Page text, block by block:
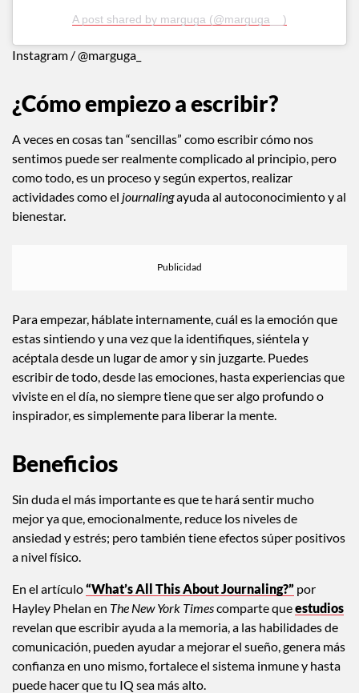
A post shared by marguga (@marguga__)
Instagram / @marguga_
¿Cómo empiezo a escribir?
A veces en cosas tan “sencillas” como escribir cómo nos
sentimos puede ser realmente complicado al principio, pero
como todo, es un proceso y según expertos, realizar
actividades como el journalingayuda al autoconocimiento y al
bienestar.
Para empezar, háblate internamente, cuál es la emoción que
estas sintiendo y una vez que la identifiques, siéntela y
acéptala desde un lugar de amor y sin juzgarte. Puedes
escribir de todo, desde las emociones, hasta experiencias que
viviste en el día, no siempre tiene que ser algo profundo o
inspirador, es simplemente para liberar la mente.
Beneficios
Sin duda el más importante es que te hará sentir mucho
mejor ya que, emocionalmente, reduce los niveles de
ansiedad y estrés; pero también tiene efectos súper positivos
a nivel físico.
En el artículo“What’s All This About Journaling?” por
Hayley Phelan en The New York Timescomparte queestudios
revelan que escribir ayuda a la memoria, a las habilidades de
comunicación, pueden ayudar a mejorar el sueño, genera más
confianza en uno mismo, fortalece el sistema inmune y hasta
puede hacer que tu IQ sea más alto.